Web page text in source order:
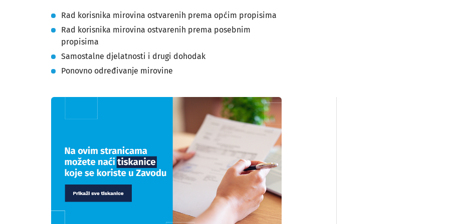
Rad korisnika mirovina ostvarenih prema općim propisima
Rad korisnika mirovina ostvarenih prema posebnim
propisima
Samostalne djelatnosti i drugi dohodak
Ponovno određivanje mirovine